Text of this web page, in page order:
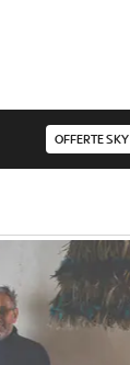
OFFERTE SKY